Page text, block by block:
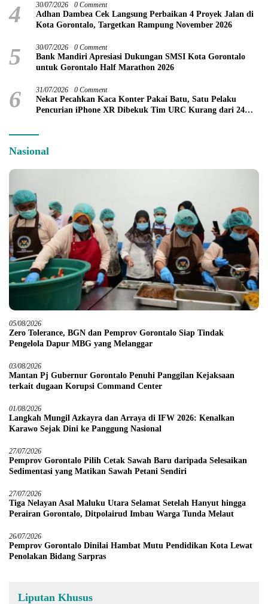
4 30/07/2026 0 Comment
Adhan Dambea Cek Langsung Perbaikan 4 Proyek Jalan di
Kota Gorontalo, Targetkan Rampung November 2026
5 30/07/2026 0 Comment
Bank Mandiri Apresiasi Dukungan SMSI Kota Gorontalo
untuk Gorontalo Half Marathon 2026
6 31/07/2026 0 Comment
Nekat Pecahkan Kaca Konter Pakai Batu, Satu Pelaku
Pencurian iPhone XR Dibekuk Tim URC Kurang dari 24
Nasional
05/08/2026
Zero Tolerance, BGN dan Pemprov Gorontalo Siap Tindak
Pengelola Dapur MBG yang Melanggar
03/08/2026
Mantan Pj Gubernur Gorontalo Penuhi Panggilan Kejaksaan
terkait dugaan Korupsi Command Center
01/08/2026
Langkah Mungil Azkayra dan Arraya di IFW 2026: Kenalkan
Karawo Sejak Dini ke Panggung Nasional
27/07/2026
Pemprov Gorontalo Pilih Cetak Sawah Baru daripada Selesaikan
Sedimentasi yang Matikan Sawah Petani Sendiri
27/07/2026
Tiga Nelayan Asal Maluku Utara Selamat Setelah Hanyut hingga
Perairan Gorontalo, Ditpolairud Imbau Warga Tunda Melaut
26/07/2026
Pemprov Gorontalo Dinilai Hambat Mutu Pendidikan Kota Lewat
Penolakan Bidang Sarpras
Liputan Khusus